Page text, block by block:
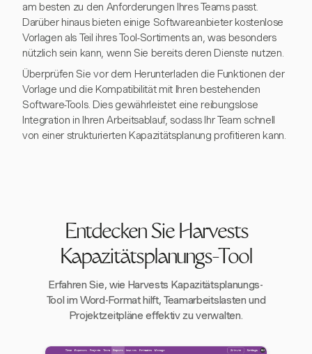
am besten zu den Anforderungen Ihres Teams passt.
Darüber hinaus bieten einige Softwareanbieter kostenlose
Vorlagen als Teil ihres Tool-Sortiments an, was besonders
nützlich sein kann, wenn Sie bereits deren Dienste nutzen.
Überprüfen Sie vor dem Herunterladen die Funktionen der
Vorlage und die Kompatibilität mit Ihren bestehenden
Software-Tools. Dies gewährleistet eine reibungslose
Integration in Ihren Arbeitsablauf, sodass Ihr Team schnell
von einer strukturierten Kapazitätsplanung profitieren kann.
Entdecken Sie Harvests
Kapazitätsplanungs-Tool
Erfahren Sie, wie Harvests Kapazitätsplanungs-
Tool im Word-Format hilft, Teamarbeitslasten und
Projektzeitpläne effektiv zu verwalten.